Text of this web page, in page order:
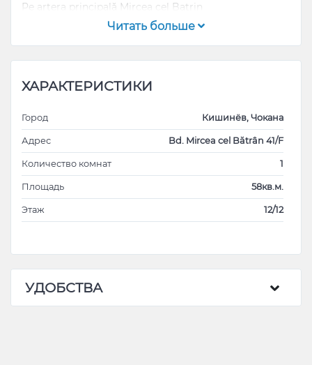
Pe artera principală Mircea cel Batrin
Complex de tip închis
Сдается в аренду помесячно новая
квартира,полностью оборудована для
078220873
Читать больше
ХАРАКТЕРИСТИКИ
Город Кишинёв, Чокана
Адрес Bd. Mircea cel Bătrân 41/F
Количество комнат 1
Площадь 58кв.м.
Этаж 12/12
УДОБСТВА